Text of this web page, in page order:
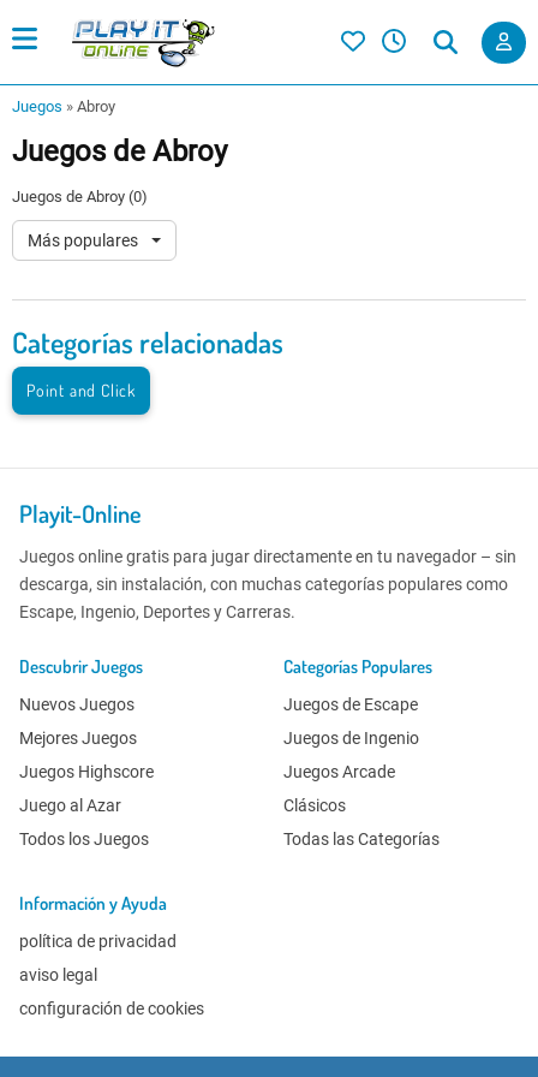
Juegos » Abroy
Juegos de Abroy
Juegos de Abroy (0)
Más populares
Categorías relacionadas
Point and Click
Playit-Online
Juegos online gratis para jugar directamente en tu navegador – sin
descarga, sin instalación, con muchas categorías populares como
Escape, Ingenio, Deportes y Carreras.
Descubrir Juegos
Nuevos Juegos
Mejores Juegos
Juegos Highscore
Juego al Azar
Todos los Juegos
Categorías Populares
Juegos de Escape
Juegos de Ingenio
Juegos Arcade
Clásicos
Todas las Categorías
Información y Ayuda
política de privacidad
aviso legal
configuración de cookies